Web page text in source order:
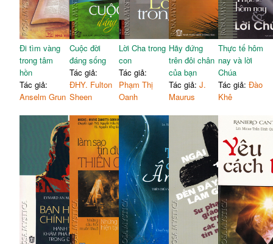
Đi tìm vàng
trong tâm
hồn
Tác giả:
Anselm Grun
Cuộc đời
đáng sống
Tác giả:
ĐHY. Fulton
Sheen
Lời Cha trong
con
Tác giả:
Phạm Thị
Oanh
Hãy đứng
trên đôi chân
của bạn
Tác giả: J.
Maurus
Thực tế hôm
nay và lời
Chúa
Tác giả:Đào
Khê